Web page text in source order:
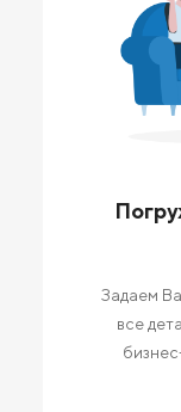
Задаем
все